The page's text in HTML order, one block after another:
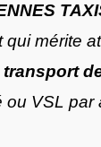
mérite
transport
VSL